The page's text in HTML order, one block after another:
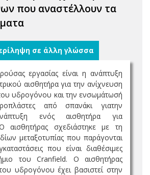
που αναστέλλουν τα
σε άλλη γλώσσα
εργασίας είναι η ανάπτυξη
αισθητήρα για την ανίχνευση
υδρογόνου και την ενσωμάτωσή
από σπανάκι γιατην
ενός αισθητήρα για
Ο αισθητήρας σχεδιάστηκε με τη
μεταξοτυπίας που παράγονται
που είναι διαθέσιμες
του Cranfield. Ο αισθητήρας
υδρογόνου έχει βασιστεί στην